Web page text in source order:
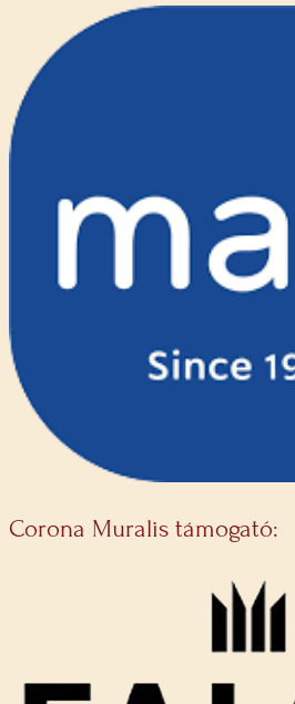
Corona Muralis támogató: